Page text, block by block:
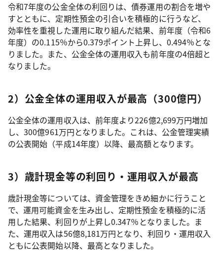
令和7年度の公金全体の利回りは、債券運用の割合を増や
すとともに、定期性預金の引合いを積極的に行うなど、
効率性を重視した運用に取り組んだ結果、前年度（令和6
年度）の0.115％から0.379ポイント上昇し、0.494％とな
りました。また、公金全体の運用収入も前年度の4倍超と
なりました。
2）公金全体の運用収入が最高（300億円）
公金全体の運用収入は、前年度より226億2,699万円増加
し、300億961万円となりました。これは、公金管理実績
の公表開始（平成14年度）以降、最高額となります。
3）歳計現金等の利回り・運用収入が最高
歳計現金等については、資金管理をきめ細かに行うこと
で、運用可能資金を生み出し、定期性預金を積極的に活
用した結果、利回りが上昇し0.347％となりました。ま
た、運用収入は56億8,181万円となり、利回り・運用収入
ともに公表開始以降、最高となりました。